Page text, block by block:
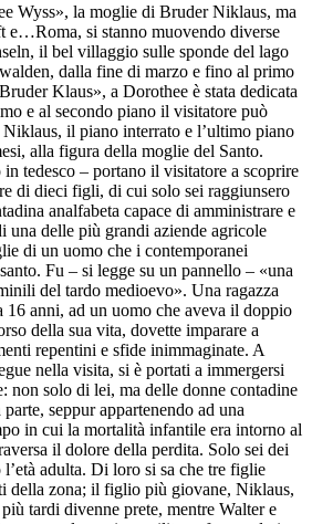
Wyss», la moglie di Bruder Niklaus, ma
e…Roma, si stanno muovendo diverse
il bel villaggio sulle sponde del lago
dalla fine di marzo e fino al primo
Klaus», a Dorothee è stata dedicata
e al secondo piano il visitatore può
il piano interrato e l’ultimo piano
alla figura della moglie del Santo.
tedesco – portano il visitatore a scoprire
di dieci figli, di cui solo sei raggiunsero
analfabeta capace di amministrare e
una delle più grandi aziende agricole
di un uomo che i contemporanei
Fu – si legge su un pannello – «una
del tardo medioevo». Una ragazza
16 anni, ad un uomo che aveva il doppio
della sua vita, dovette imparare a
repentini e sfide inimmaginate. A
nella visita, si è portati a immergersi
non solo di lei, ma delle donne contadine
seppur appartenendo ad una
in cui la mortalità infantile era intorno al
il dolore della perdita. Solo sei dei
adulta. Di loro si sa che tre figlie
della zona; il figlio più giovane, Niklaus,
tardi divenne prete, mentre Walter e